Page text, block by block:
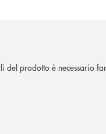
del prodotto è necessario